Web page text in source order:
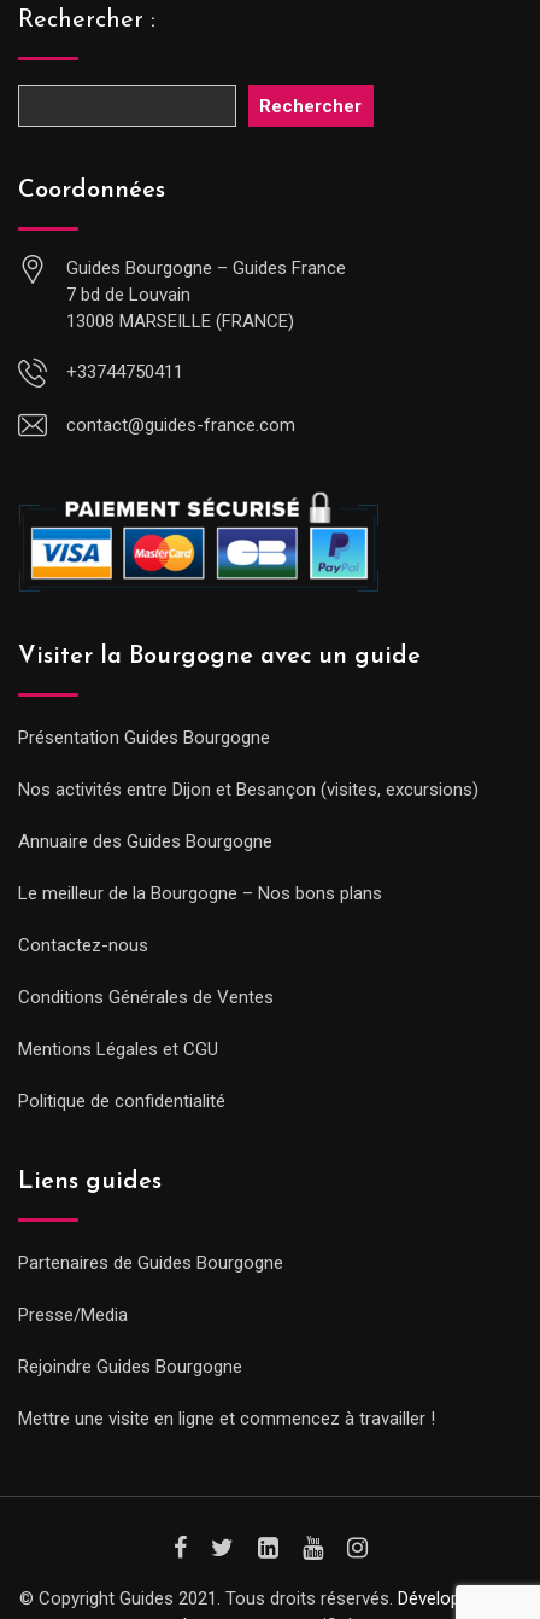
Rechercher :
Rechercher
Coordonnées
Guides Bourgogne – Guides France
7 bd de Louvain
13008 MARSEILLE (FRANCE)
+33744750411
contact@guides-france.com
Visiter la Bourgogne avec un guide
Présentation Guides Bourgogne
Nos activités entre Dijon et Besançon (visites, excursions)
Annuaire des Guides Bourgogne
Le meilleur de la Bourgogne – Nos bons plans
Contactez-nous
Conditions Générales de Ventes
Mentions Légales et CGU
Politique de confidentialité
Liens guides
Partenaires de Guides Bourgogne
Presse/Media
Rejoindre Guides Bourgogne
Mettre une visite en ligne et commencez à travailler !
© Copyright Guides 2021. Tous droits réservés. Développement